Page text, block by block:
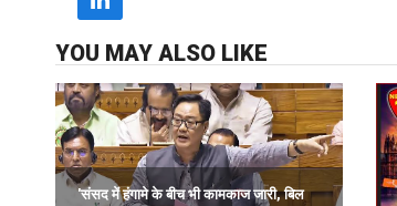
YOU MAY ALSO LIKE
'संसद में हंगामे के बीच भी कामकाज जारी, बिल